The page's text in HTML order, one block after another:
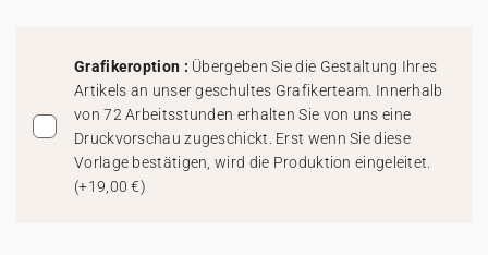
Grafikeroption : Übergeben Sie die Gestaltung Ihres
Artikels an unser geschultes Grafikerteam. Innerhalb
von 72 Arbeitsstunden erhalten Sie von uns eine
Druckvorschau zugeschickt. Erst wenn Sie diese
Vorlage bestätigen, wird die Produktion eingeleitet.
(+19,00 €)